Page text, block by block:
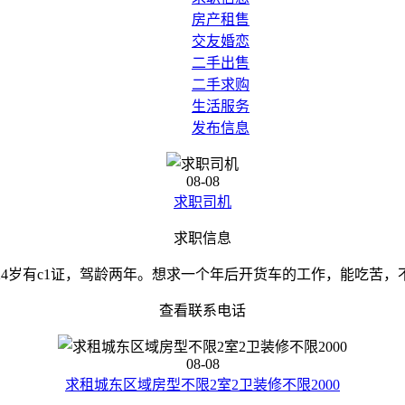
房产租售
交友婚恋
二手出售
二手求购
生活服务
发布信息
08-08
求职司机
求职信息
岁有c1证，驾龄两年。想求一个年后开货车的工作，能吃苦，
查看联系电话
08-08
求租城东区域房型不限2室2卫装修不限2000